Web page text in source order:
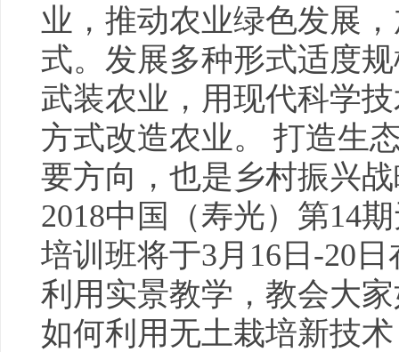
业，推动农业绿色发展
式。发展多种形式适度
武装农业，用现代科学
方式改造农业。 打造生
要方向，也是乡村振兴
2018中国（寿光）第14
培训班将于3月16日-20
利用实景教学，教会大
如何利用无土栽培新技